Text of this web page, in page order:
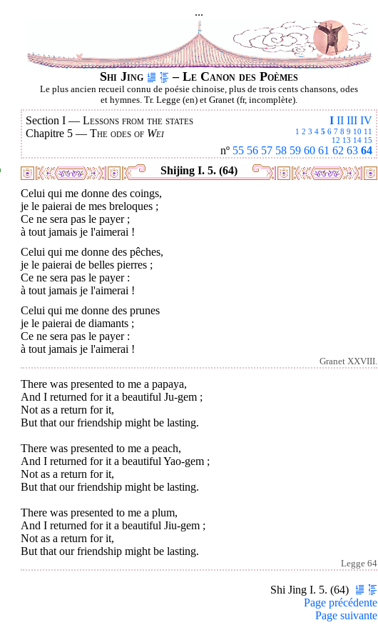
...
Shi Jing – Le Canon des Poèmes
Le plus ancien recueil connu de poésie chinoise, plus de trois cents chansons, odes
et hymnes. Tr. Legge (en) et Granet (fr, incomplète).
I II III IV
Section I — Lessons from the states
1 2 3 4 5 6 7 8 9 10 11
12 13 14 15
Chapitre 5 — The odes of Wei
nº 55 56 57 58 59 60 61 62 63 64
Shijing I. 5. (64)
Celui qui me donne des coings,
je le paierai de mes breloques ;
Ce ne sera pas le payer ;
à tout jamais je l'aimerai !
Celui qui me donne des pêches,
je le paierai de belles pierres ;
Ce ne sera pas le payer :
à tout jamais je l'aimerai !
Celui qui me donne des prunes
je le paierai de diamants ;
Ce ne sera pas le payer :
à tout jamais je l'aimerai !
Granet XXVIII.
There was presented to me a papaya,
And I returned for it a beautiful Ju-gem ;
Not as a return for it,
But that our friendship might be lasting.
There was presented to me a peach,
And I returned for it a beautiful Yao-gem ;
Not as a return for it,
But that our friendship might be lasting.
There was presented to me a plum,
And I returned for it a beautiful Jiu-gem ;
Not as a return for it,
But that our friendship might be lasting.
Legge 64
Shi Jing I. 5. (64)
Page précédente
Page suivante